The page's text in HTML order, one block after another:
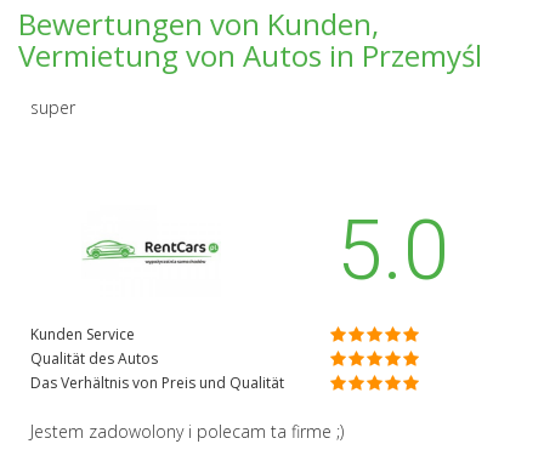
Bewertungen von Kunden,
Vermietung von Autos in Przemyśl
super
5.0
Kunden Service
Qualität des Autos
Das Verhältnis von Preis und Qualität
Jestem zadowolony i polecam ta firme ;)